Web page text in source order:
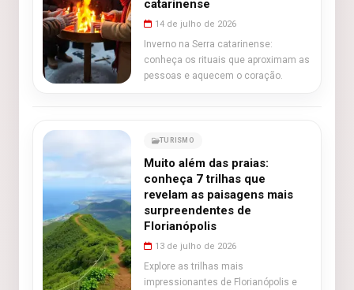
catarinense
14 de julho de 2026
Inverno na Serra catarinense:
conheça os rituais que aproximam as
pessoas e aquecem o coração.
TURISMO
Muito além das praias:
conheça 7 trilhas que
revelam as paisagens mais
surpreendentes de
Florianópolis
13 de julho de 2026
Explore as trilhas mais
impressionantes de Florianópolis e